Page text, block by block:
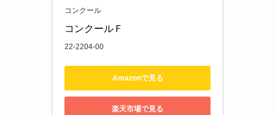
コンクール
コンクールＦ
22-2204-00
Amazonで見る
楽天市場で見る